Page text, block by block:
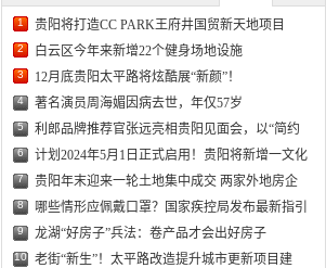
1 贵阳将打造CC PARK王府井国贸新天地项目
2 白云区今年来新增22个健身场地设施
3 12月底贵阳太平路将炫酷展“新颜”！
4 著名演员周海媚因病去世，年仅57岁
5 利郎品牌推荐官张远亮相贵阳见面会，以“简约
6 计划2024年5月1日正式启用！贵阳将新增一文化
7 贵阳年末迎来一轮土地集中成交 两家外地房企
8 哪些情形应佩戴口罩？国家疾控局发布最新指引
9 龙湖“好房子”兵法：卷产品才会出好房子
10 老街“新生”！太平路改造提升城市更新项目建